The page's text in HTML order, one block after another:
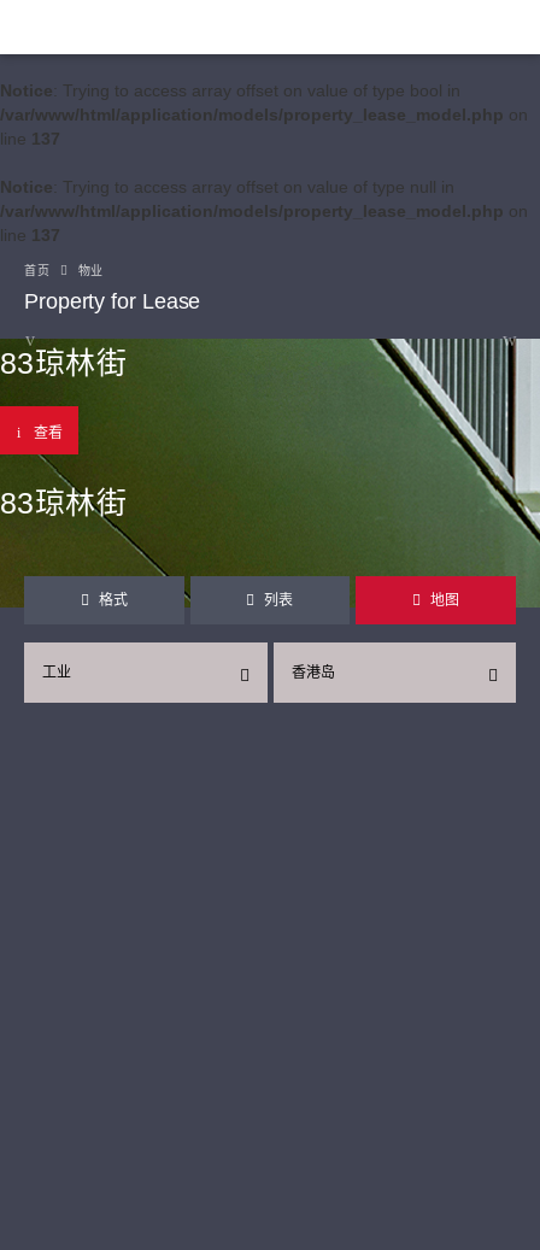
Notice: Trying to access array offset on value of type bool in
/var/www/html/application/models/property_lease_model.php on
line 137
Notice: Trying to access array offset on value of type null in
/var/www/html/application/models/property_lease_model.php on
line 137
首页 物业
Property for Lease
83琼林街
查看
83琼林街
格式 列表 地图
香港岛
工业